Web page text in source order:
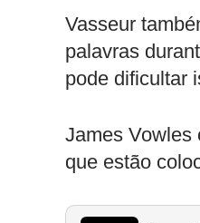
Vasseur
palavras
pode dificultar
James Vowles
que estão